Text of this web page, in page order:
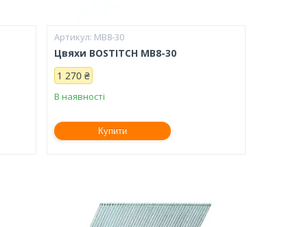
MB8-30
Цвяхи BOSTITCH MB8-30
1 270 ₴
В наявності
Купити